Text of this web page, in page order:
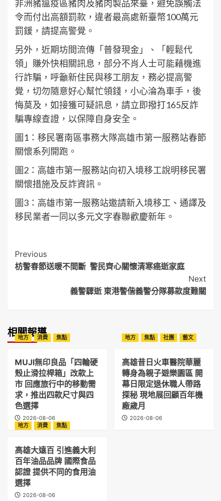
非洲豬瘟疫區豬肉及豬肉製品來臺，避免誤觸法
令而付出高額罰款，違者最高處新臺幣100萬元
罰鍰，請提高警覺。
另外，近期坊間流傳「普發現金」、「輕鬆代
領」賺外快相關訊息，部分不肖人士可能藉機進
行詐騙，呼籲新住民與移工朋友，務必提高警
覺，切勿隨意好心幫忙領錢，小心淪為車手，後
悔莫及，如接獲可疑訊息，請立即撥打165反詐
騙專線查證，以保障自身安全。
圖1：移民署南區事務大隊高雄市第一服務站春節
關懷系列開跑。
圖2：高雄市第一服務站向初入境移工說明移民署
關懷措施及反詐資訊。
圖3：高雄市第一服務站邀請新入境移工、通譯及
移民業者一同以多元文字春聯歡慶新年。
Post
Navigation
Previous
枋警春節送暖不間斷 警民齊心關懷清寒癌逝家庭
Next
義警驟逝 東港警偕義警分隊募款度難關
相關報導
地方 消費 焦點
MUJI無印良品「四輪硬
殼止滑拉桿箱」改款上
市 回應旅行中的移動需
求，推出四款尺寸與四
色選擇
2026-08-06
地方 焦點 社團 藝文
高雄昔日火車醫院華麗
轉身為親子遊樂園區 開
幕日限定退休職人帶路
探秘 現地展回顧百年機
廠歲月
2026-08-06
地方
消費 焦點
高雄大遠百 引進義大利
百年油品品牌 國際食品
認證 提供不同的食用油
選擇
2026-08-06